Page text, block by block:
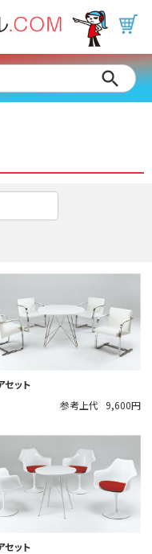
セット
参考上代 9,600円
セット